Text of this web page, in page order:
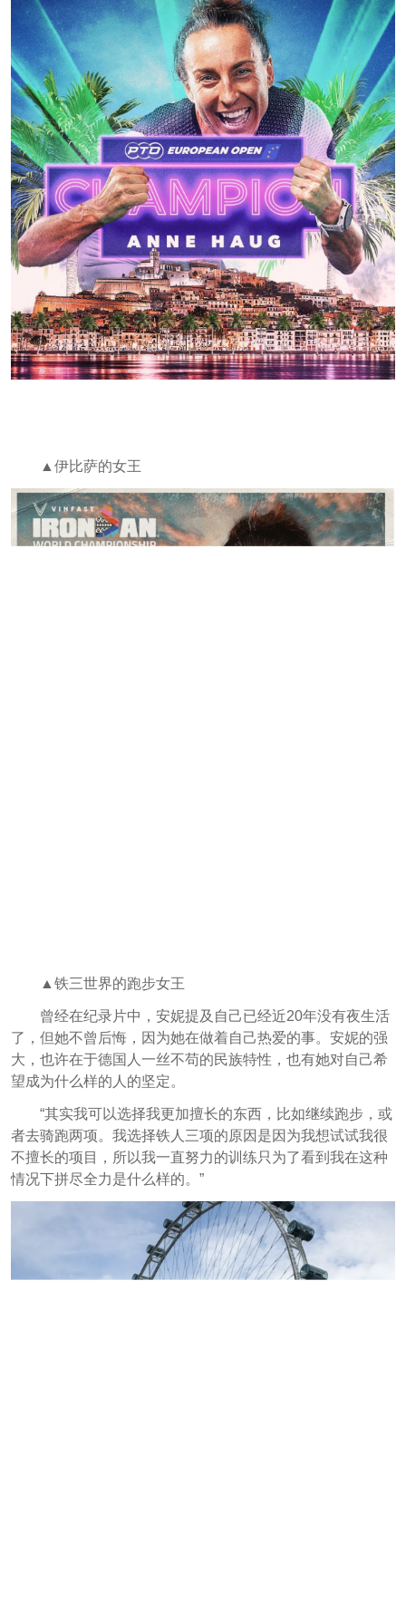
▲伊比萨的女王
▲铁三世界的跑步女王
曾经在纪录片中，安妮提及自己已经近20年没有夜生活
了，但她不曾后悔，因为她在做着自己热爱的事。安妮的强
大，也许在于德国人一丝不苟的民族特性，也有她对自己希
望成为什么样的人的坚定。
“其实我可以选择我更加擅长的东西，比如继续跑步，或
者去骑跑两项。我选择铁人三项的原因是因为我想试试我很
不擅长的项目
，所以我一直努力的训练只为了看到我在这种
情况下拼尽全力是什么样的。”